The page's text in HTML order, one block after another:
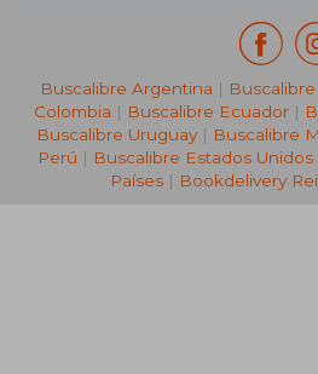
Buscalibre Argentina |
Colombia | Buscalibre Ecuador |
Buscalibre Uruguay| Buscalibre
Perú | Buscalibre Estados Unidos
Países | Bookdelivery